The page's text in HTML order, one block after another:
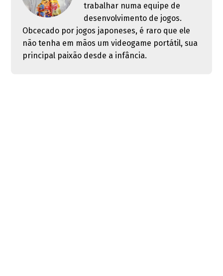
trabalhar numa equipe de
desenvolvimento de jogos.
Obcecado por jogos japoneses, é raro que ele
não tenha em mãos um videogame portátil, sua
principal paixão desde a infância.